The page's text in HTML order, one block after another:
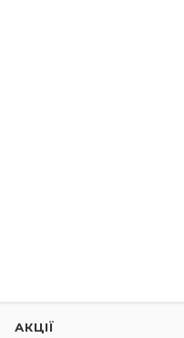
АКЦІЇ